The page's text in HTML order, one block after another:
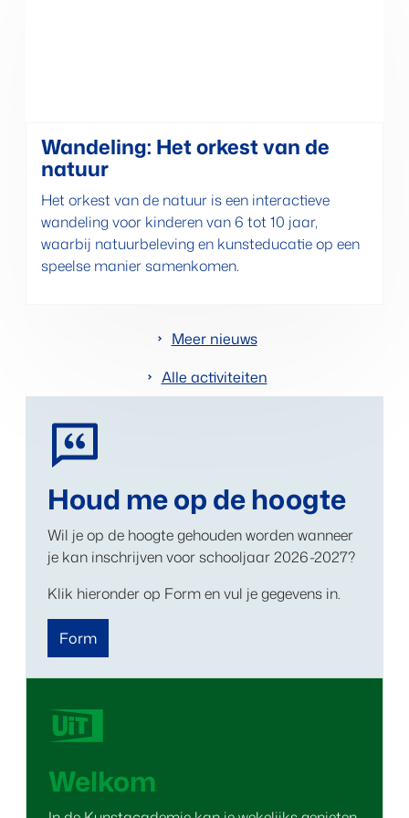
Wandeling: Het orkest van de
natuur
Het orkest van de natuur is een interactieve
wandeling voor kinderen van 6 tot 10 jaar,
waarbij natuurbeleving en kunsteducatie op een
speelse manier samenkomen.
Meer nieuws
Alle activiteiten
Houd me op de hoogte
Wil je op de hoogte gehouden worden wanneer
je kan inschrijven voor schooljaar 2026-2027?
Klik hieronder op Form en vul je gegevens in.
Form
Welkom